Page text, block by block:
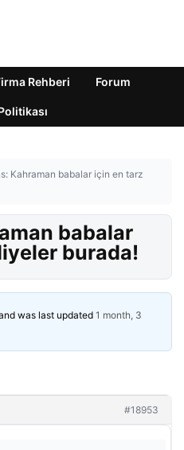
Rehberi Forum
Kahraman babalar için en tarz
babalar
burada!
was last updated 1 month, 3
#18953